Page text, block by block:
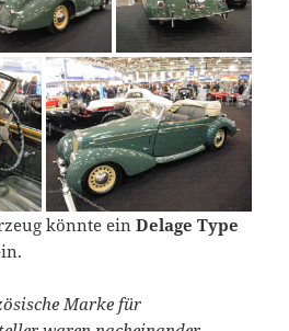
könnte einDelage Type
Marke für